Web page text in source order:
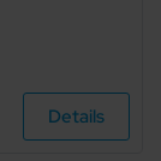
Details